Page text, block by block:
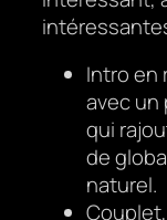
Intro en
avec
qui
de
naturel.